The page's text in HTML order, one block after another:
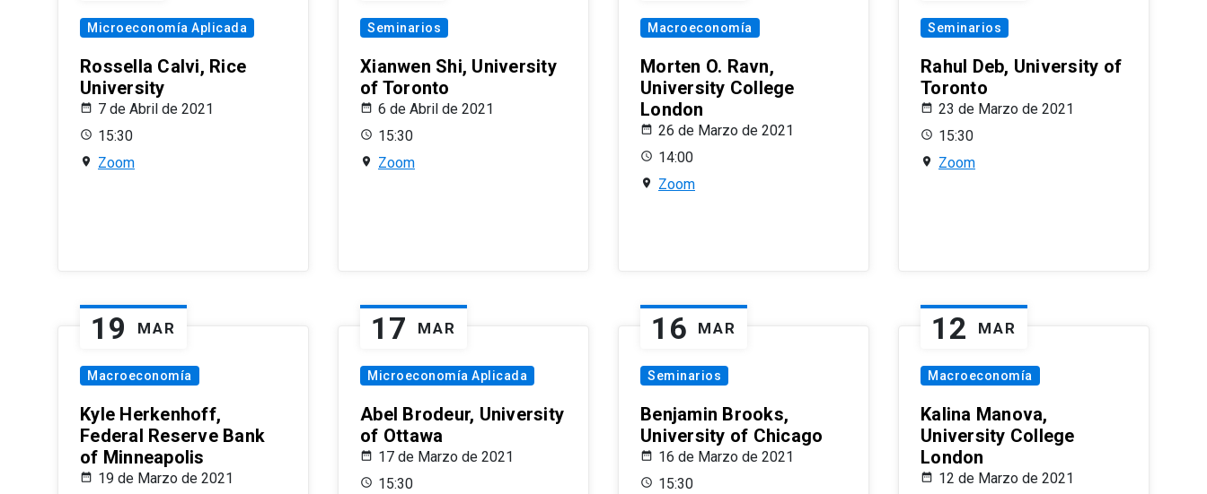
Microeconomía Aplicada
Rossella Calvi, Rice
University
7 de Abril de 2021
15:30
Zoom
Seminarios
Xianwen Shi, University
of Toronto
6 de Abril de 2021
15:30
Zoom
Macroeconomía
Morten O. Ravn,
University College
London
26 de Marzo de 2021
14:00
Zoom
Seminarios
Rahul Deb, University of
Toronto
23 de Marzo de 2021
15:30
Zoom
19 MAR
Macroeconomía
Kyle Herkenhoff,
Federal Reserve Bank
of Minneapolis
19 de Marzo de 2021
17 MAR
Microeconomía Aplicada
Abel Brodeur, University
of Ottawa
17 de Marzo de 2021
15:30
16 MAR
Seminarios
Benjamin Brooks,
University of Chicago
16 de Marzo de 2021
15:30
12 MAR
Macroeconomía
Kalina Manova,
University College
London
12 de Marzo de 2021